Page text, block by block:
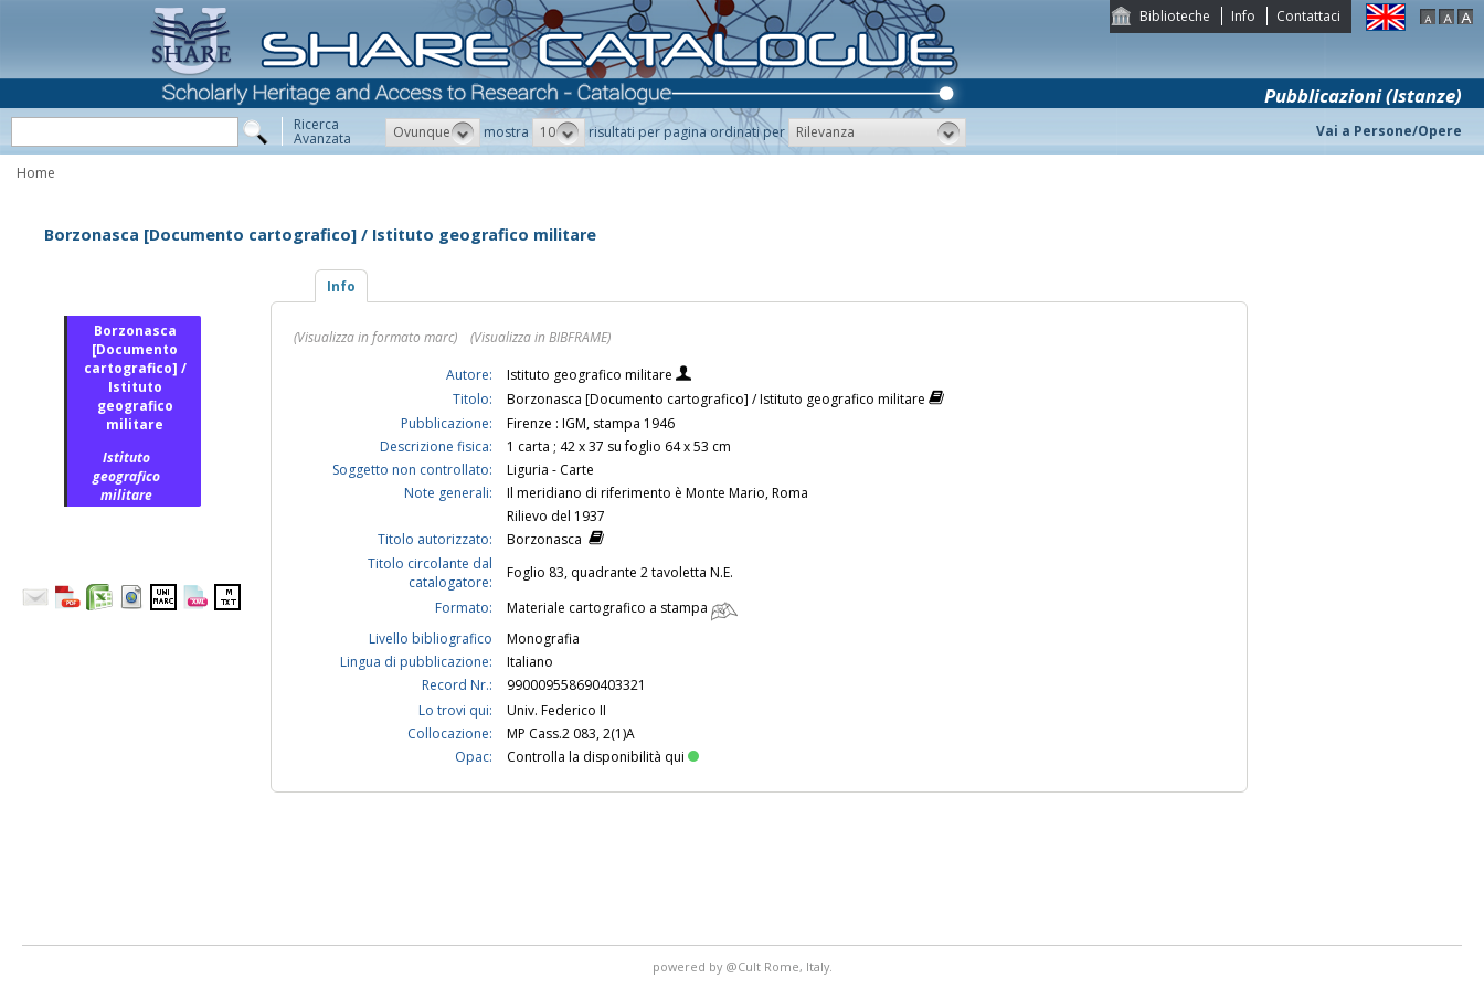
Biblioteche Info Contattaci
Pubblicazioni (Istanze)
Ricerca
Avanzata Ovunque mostra 10 risultati per pagina ordinati per Rilevanza Vai a Persone/Opere
Home
Borzonasca [Documento cartografico] / Istituto geografico militare
Borzonasca
[Documento
cartografico] /
Istituto
geografico
militare
Istituto
geografico
militare
Info
(Visualizza in formato marc)
(Visualizza in BIBFRAME)
Autore:
Istituto geografico militare
Titolo:
Borzonasca [Documento cartografico] / Istituto geografico militare
Pubblicazione:
Firenze : IGM, stampa 1946
Descrizione fisica:
1 carta ; 42 x 37 su foglio 64 x 53 cm
Soggetto non controllato:
Liguria - Carte
Note generali:
Il meridiano di riferimento è Monte Mario, Roma
Rilievo del 1937
Titolo autorizzato:
Borzonasca
Titolo circolante dal
catalogatore:
Foglio 83, quadrante 2 tavoletta N.E.
Formato:
Materiale cartografico a stampa
Livello bibliografico
Monografia
Lingua di pubblicazione:
Italiano
Record Nr.:
990009558690403321
Lo trovi qui:
Univ. Federico II
Collocazione:
MP Cass.2 083, 2(1)A
Opac:
Controlla la disponibilità qui
powered by @Cult Rome, Italy.